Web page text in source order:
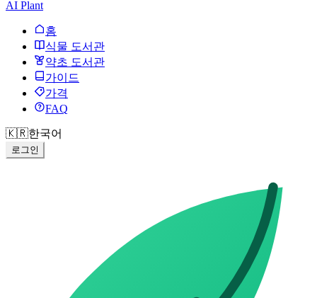
AI Plant
홈
식물 도서관
약초 도서관
가이드
가격
FAQ
🇰🇷한국어
로그인